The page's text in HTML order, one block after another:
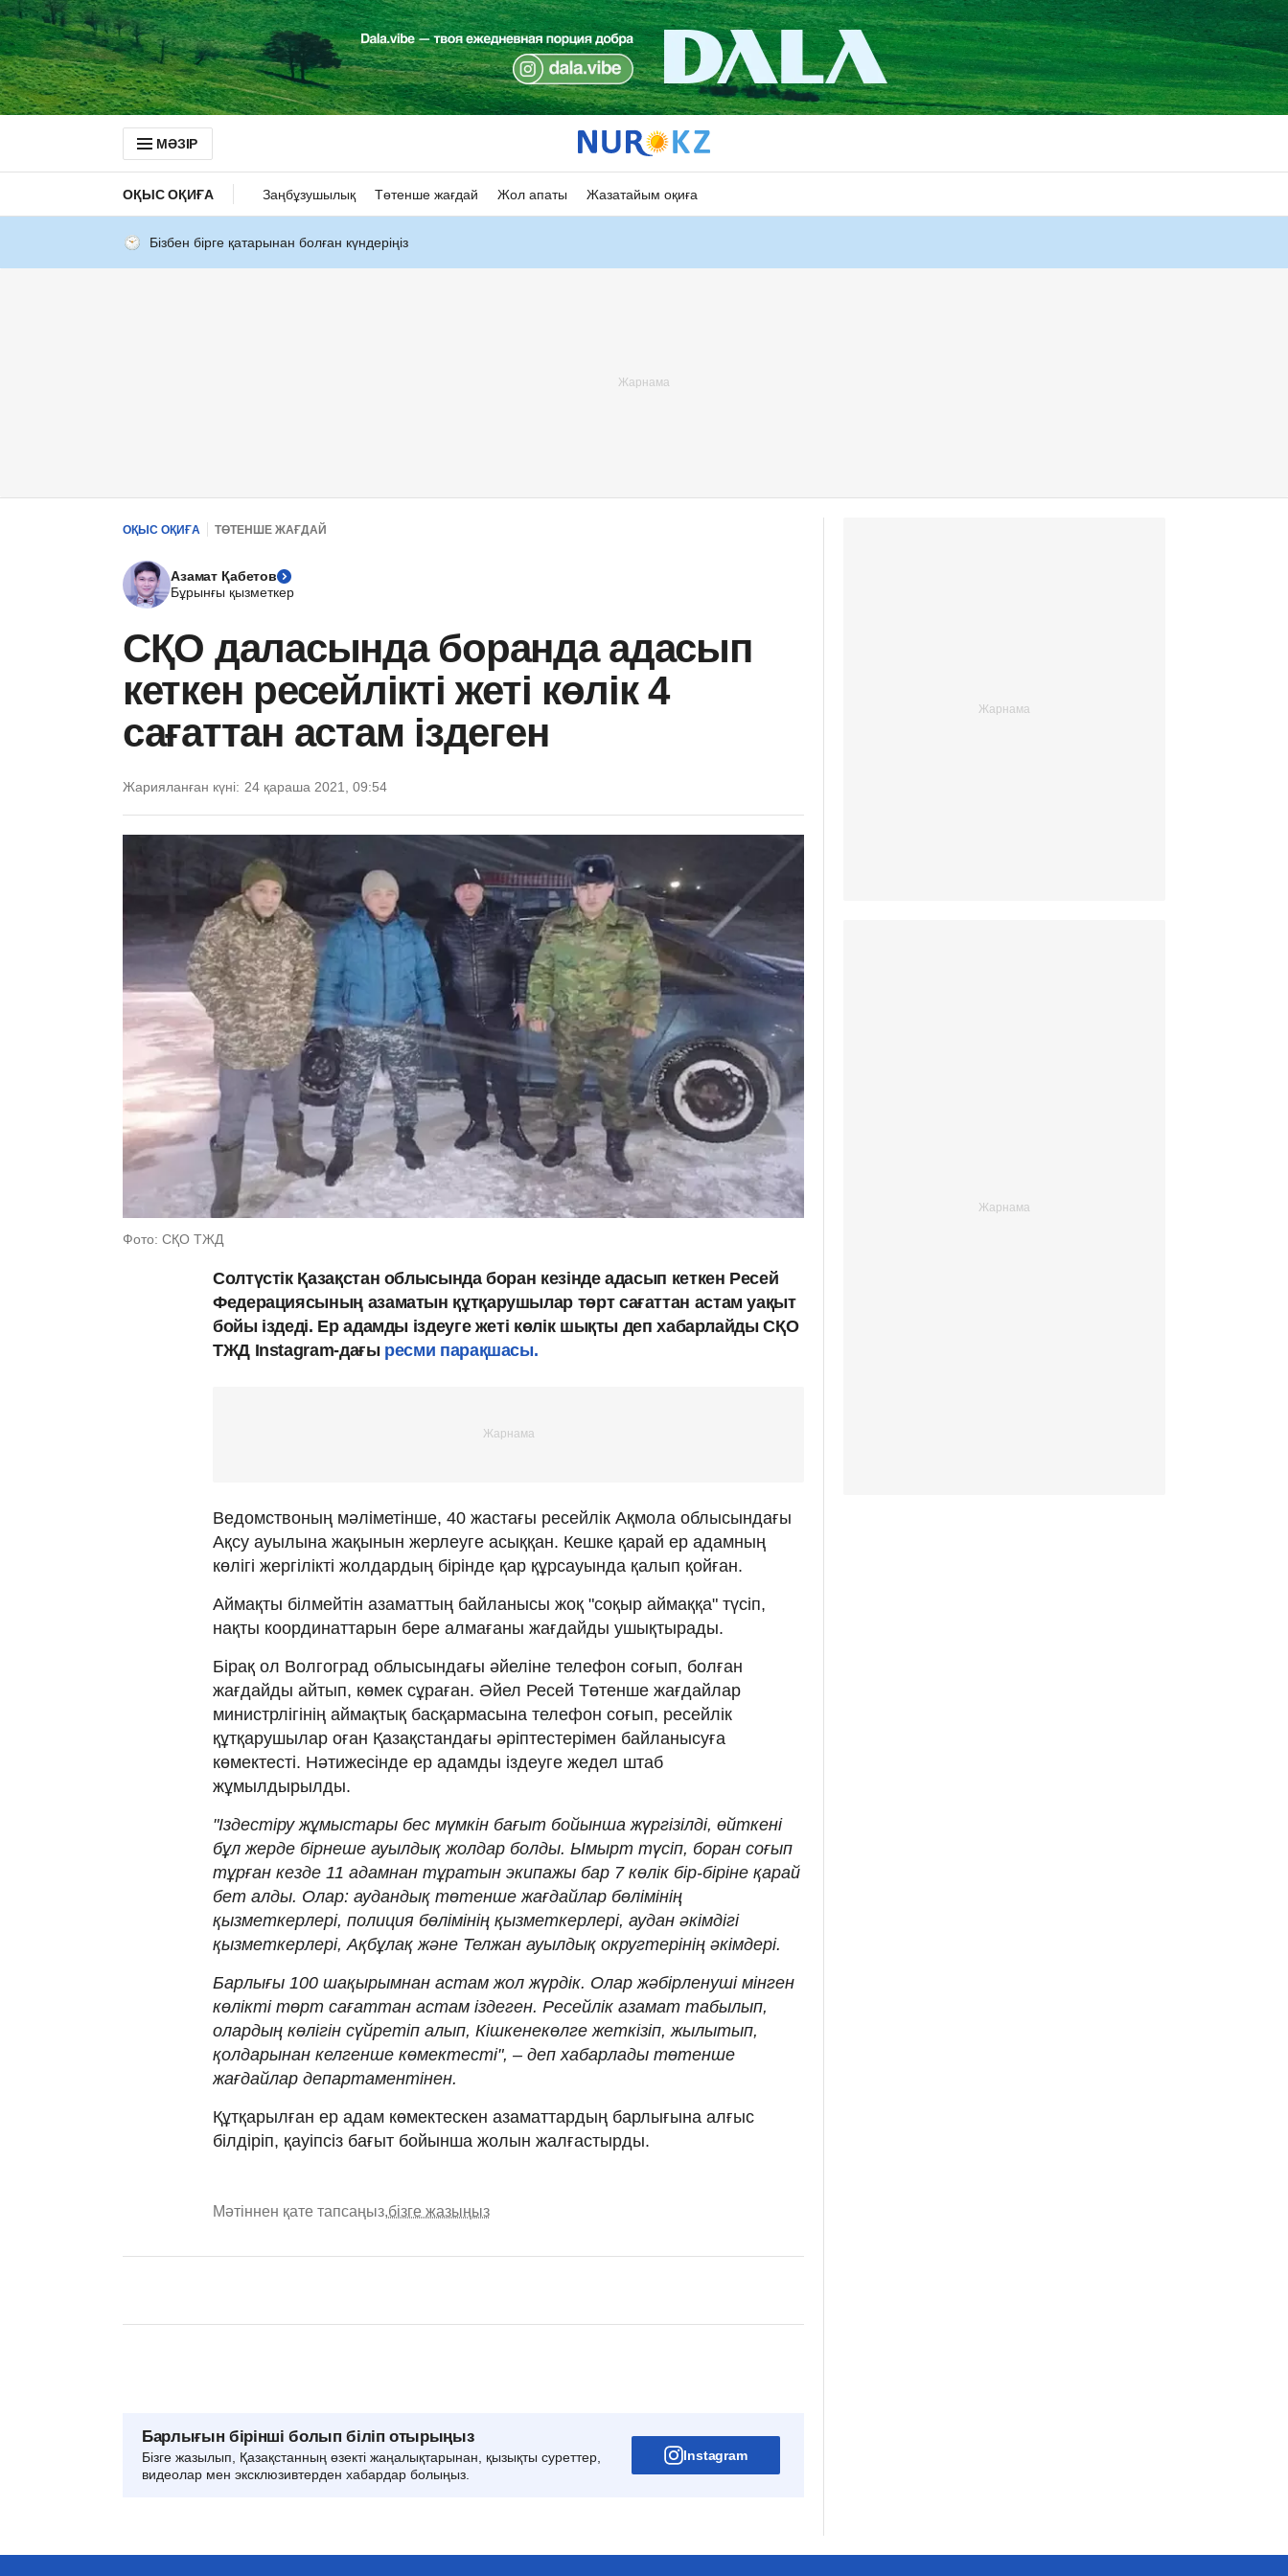
МӘЗІР
ОҚЫС ОҚИҒА Заңбұзушылық Төтенше жағдай Жол апаты Жазатайым оқиға
Бізбен бірге қатарынан болған күндеріңіз
ОҚЫС ОҚИҒА ТӨТЕНШЕ ЖАҒДАЙ
Азамат Қабетов
Бұрынғы қызметкер
СҚО даласында боранда адасып
кеткен ресейлікті жеті көлік 4
сағаттан астам іздеген
Жарияланған күні: 24 қараша 2021, 09:54
Фото: СҚО ТЖД
Солтүстік Қазақстан облысында боран кезінде адасып кеткен Ресей
Федерациясының азаматын құтқарушылар төрт сағаттан астам уақыт
бойы іздеді. Ер адамды іздеуге жеті көлік шықты деп хабарлайды СҚО
ТЖД Instagram-дағы ресми парақшасы.
Ведомствоның мәліметінше, 40 жастағы ресейлік Ақмола облысындағы
Ақсу ауылына жақынын жерлеуге асыққан. Кешке қарай ер адамның
көлігі жергілікті жолдардың бірінде қар құрсауында қалып қойған.
Аймақты білмейтін азаматтың байланысы жоқ "соқыр аймаққа" түсіп,
нақты координаттарын бере алмағаны жағдайды ушықтырады.
Бірақ ол Волгоград облысындағы әйеліне телефон соғып, болған
жағдайды айтып, көмек сұраған. Әйел Ресей Төтенше жағдайлар
министрлігінің аймақтық басқармасына телефон соғып, ресейлік
құтқарушылар оған Қазақстандағы әріптестерімен байланысуға
көмектесті. Нәтижесінде ер адамды іздеуге жедел штаб
жұмылдырылды.
"Іздестіру жұмыстары бес мүмкін бағыт бойынша жүргізілді, өйткені
бұл жерде бірнеше ауылдық жолдар болды. Ымырт түсіп, боран соғып
тұрған кезде 11 адамнан тұратын экипажы бар 7 көлік бір-біріне қарай
бет алды. Олар: аудандық төтенше жағдайлар бөлімінің
қызметкерлері, полиция бөлімінің қызметкерлері, аудан әкімдігі
қызметкерлері, Ақбұлақ және Телжан ауылдық округтерінің әкімдері.
Барлығы 100 шақырымнан астам жол жүрдік. Олар жәбірленуші мінген
көлікті төрт сағаттан астам іздеген. Ресейлік азамат табылып,
олардың көлігін сүйретіп алып, Кішкенекөлге жеткізіп, жылытып,
қолдарынан келгенше көмектесті", – деп хабарлады төтенше
жағдайлар департаментінен.
Құтқарылған ер адам көмектескен азаматтардың барлығына алғыс
білдіріп, қауіпсіз бағыт бойынша жолын жалғастырды.
Мәтіннен қате тапсаңыз,бізге жазыңыз
Барлығын бірінші болып біліп отырыңыз
Бізге жазылып, Қазақстанның өзекті жаңалықтарынан, қызықты суреттер,
видеолар мен эксклюзивтерден хабардар болыңыз.
Instagram